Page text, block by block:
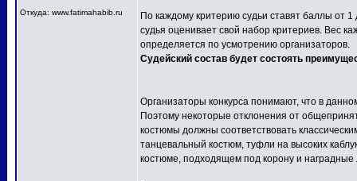
Откуда: www.fatimahabib.ru
По каждому критерию судьи ставят баллы от
судья оценивает свой набор критериев. Вес
определяется по усмотрению организаторов.
Судейский состав будет состоять
Организаторы конкурса понимают, что в
Поэтому некоторые отклонения от
костюмы должны соответствовать
танцевальный костюм, туфли на высоких
костюме, подходящем под корону и наградные